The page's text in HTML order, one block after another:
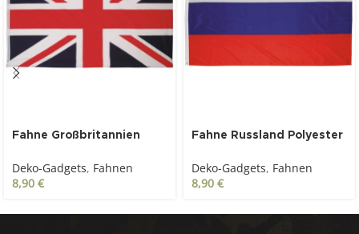
Fahne Großbritannien
Deko-Gadgets, Fahnen
8,90 €
Fahne Russland Polyester
Deko-Gadgets, Fahnen
8,90 €